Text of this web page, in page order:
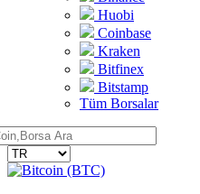
Huobi
Coinbase
Kraken
Bitfinex
Bitstamp
Tüm Borsalar